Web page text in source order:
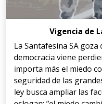
Vigencia de
La Santafesina SA goza
democracia viene
importa más el miedo
seguridad de las
ley busca ampliar las